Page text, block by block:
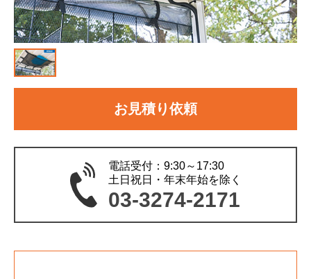
アームレストカバー
お見積り依頼
電話受付：9:30～17:30
土日祝日・年末年始を除く
03-3274-2171